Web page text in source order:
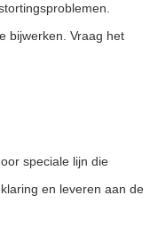
bijwerken. Vraag het
speciale lijn die
en leveren aan de